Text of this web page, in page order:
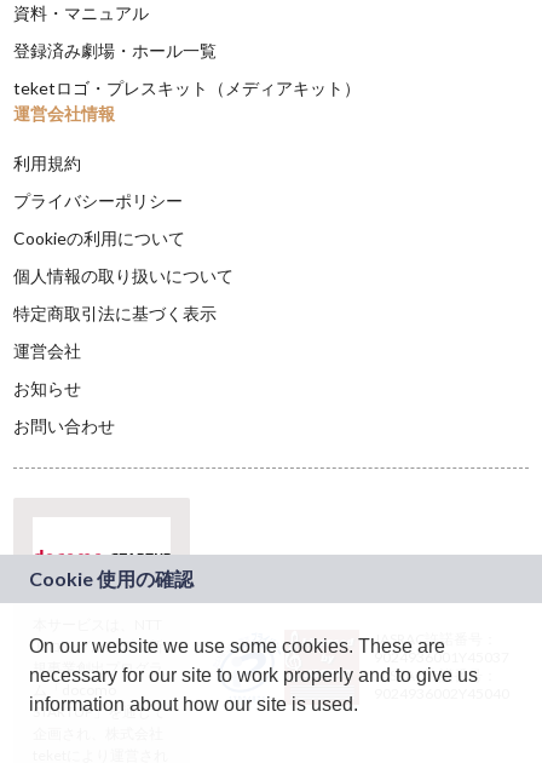
資料・マニュアル
登録済み劇場・ホール一覧
teketロゴ・プレスキット（メディアキット）
運営会社情報
利用規約
プライバシーポリシー
Cookieの利用について
個人情報の取り扱いについて
特定商取引法に基づく表示
運営会社
お知らせ
お問い合わせ
ドコモグループの新
規事業創出プログラ
ム「docomo
STARTUP」を通じて
JASRAC許諾番号：
9024936001Y45037
JASRAC許諾番号：
On our website we use some cookies. These are
necessary for our site to work properly and to give us
information about how our site is used.